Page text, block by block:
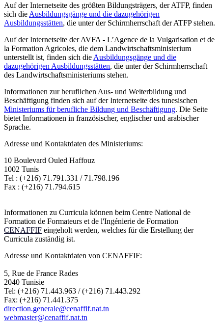
Auf der Internetseite des größten Bildungsträgers, der ATFP, finden
sich die Ausbildungsgänge und die dazugehörigen
Ausbildungsstätten, die unter der Schirmherrschaft der ATFP stehen.
Auf der Internetseite der AVFA - L’Agence de la Vulgarisation et de
la Formation Agricoles, die dem Landwirtschaftsministerium
unterstellt ist, finden sich die Ausbildungsgänge und die
dazugehörigen Ausbildungsstätten, die unter der Schirmherrschaft
des Landwirtschaftsministeriums stehen.
Informationen zur beruflichen Aus- und Weiterbildung und
Beschäftigung finden sich auf der Internetseite des tunesischen
Ministeriums für berufliche Bildung und Beschäftigung. Die Seite
bietet Informationen in französischer, englischer und arabischer
Sprache.
Adresse und Kontaktdaten des Ministeriums:
10 Boulevard Ouled Haffouz
1002 Tunis
Tel : (+216) 71.791.331 / 71.798.196
Fax : (+216) 71.794.615
Informationen zu Curricula können beim Centre National de
Formation de Formateurs et de l'Ingénierie de Formation
CENAFFIF eingeholt werden, welches für die Erstellung der
Curricula zuständig ist.
Adresse und Kontaktdaten von CENAFFIF:
5, Rue de France Rades
2040 Tunisie
Tel: (+216) 71.443.963 / (+216) 71.443.292
Fax: (+216) 71.441.375
direction.generale@cenaffif.nat.tn
webmaster@cenaffif.nat.tn